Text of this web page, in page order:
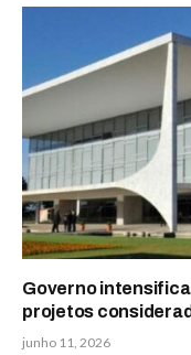
Governo
projetos
junho 11, 2026